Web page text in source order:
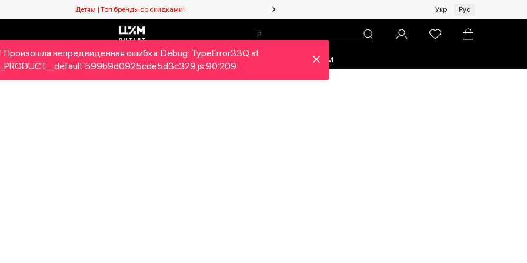
Детям | Топ бренды со скидками! Женщинам | Топ бренды со скидками!
Укр Рус
Детям Home&Gifts Бренды Новый сезон Про ЦУМ
Произошла непредвиденная ошибка. Debug: TypeError33Q at